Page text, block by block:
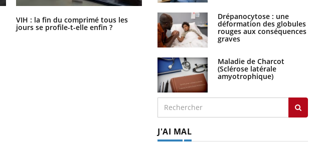
VIH : la fin du comprimé tous les
jours se profile-t-elle enfin ?
Pourquoi votre ventre gâche-t-il les
premiers jours de vos vacances ?
Drépanocytose : une
déformation des globules
rouges aux conséquences
graves
Maladie de Charcot
(Sclérose latérale
amyotrophique)
J'AI MAL